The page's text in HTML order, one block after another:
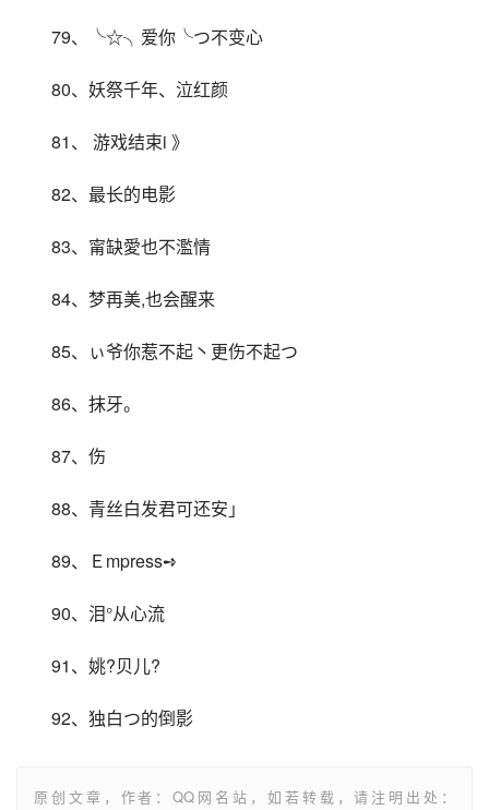
79、╰☆╮爱你╰つ不变心
80、妖祭千年、泣红颜
81、 游戏结束i 》
82、最长的电影
83、甯缺愛也不濫情
84、梦再美,也会醒来
85、ぃ爷你惹不起丶更伤不起つ
86、抹牙。
87、伤
88、青丝白发君可还安」
89、Ｅmpress➺
90、泪°从心流
91、姚?贝儿?
92、独白つ的倒影
原创文章，作者：QQ网名站，如若转载，请注明出处：